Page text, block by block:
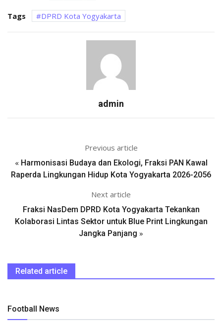
Tags DPRD Kota Yogyakarta
admin
Previous article
« Harmonisasi Budaya dan Ekologi, Fraksi PAN Kawal
Raperda Lingkungan Hidup Kota Yogyakarta 2026-2056
Next article
Fraksi NasDem DPRD Kota Yogyakarta Tekankan
Kolaborasi Lintas Sektor untuk Blue Print Lingkungan
Jangka Panjang »
Related article
Football News